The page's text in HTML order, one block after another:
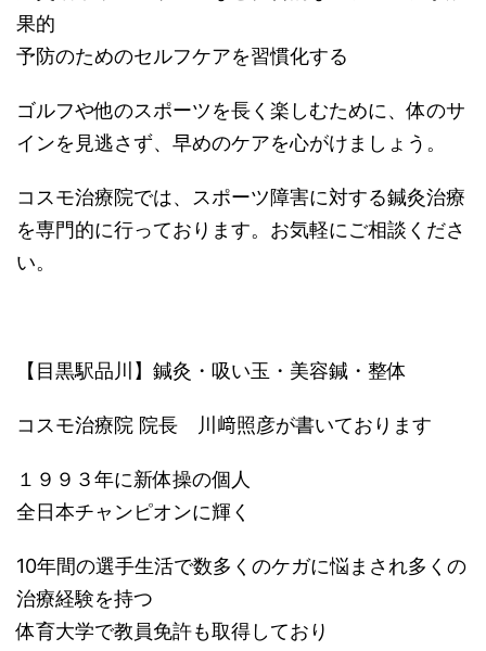
果的
予防のためのセルフケアを習慣化する
ゴルフや他のスポーツを長く楽しむために、体のサ
インを見逃さず、早めのケアを心がけましょう。
コスモ治療院では、スポーツ障害に対する鍼灸治療
を専門的に行っております。お気軽にご相談くださ
い。
【目黒駅品川】鍼灸・吸い玉・美容鍼・整体
コスモ治療院 院長 川﨑照彦が書いております
１９９３年に新体操の個人
全日本チャンピオンに輝く
10年間の選手生活で数多くのケガに悩まされ多くの
治療経験を持つ
体育大学で教員免許も取得しており